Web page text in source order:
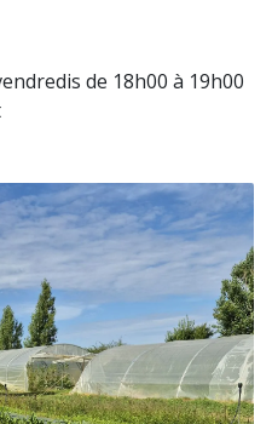
de 18h00 à 19h00